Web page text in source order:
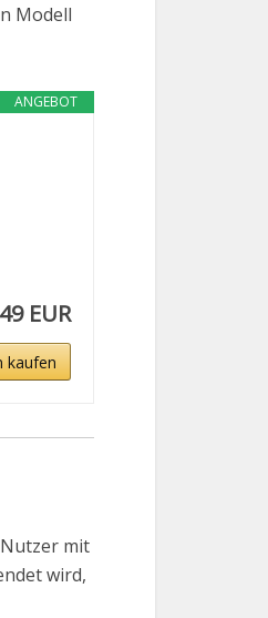
Modell
ANGEBOT
EUR
kaufen
mit
wird,